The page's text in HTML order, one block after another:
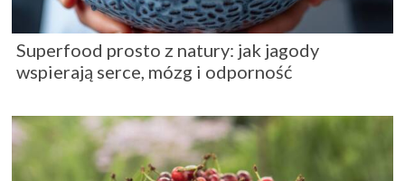
Superfood prosto z natury: jak jagody
wspierają serce, mózg i odporność